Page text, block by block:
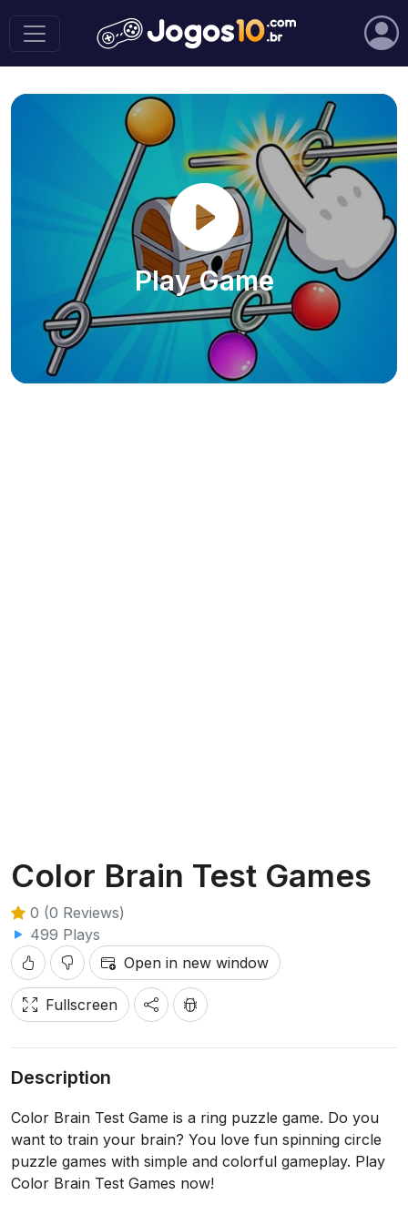
Play Game
Color Brain Test Games
0 (0 Reviews)
499 Plays
Open in new window
Fullscreen
Description
Color Brain Test Game is a ring puzzle game. Do you
want to train your brain? You love fun spinning circle
puzzle games with simple and colorful gameplay. Play
Color Brain Test Games now!